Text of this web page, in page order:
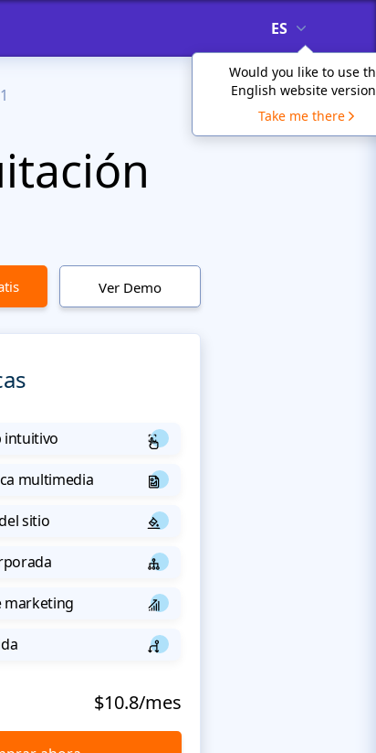
ES
Would you like to use
English website
Take me there
Ver Demo
intuitivo
multimedia
sitio
marketing
$10.8/mes